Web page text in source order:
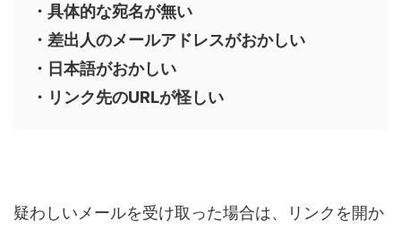
・具体的な宛名が無い
・差出人のメールアドレスがおかしい
・日本語がおかしい
・リンク先のURLが怪しい
疑わしいメールを受け取った場合は、リンクを開か